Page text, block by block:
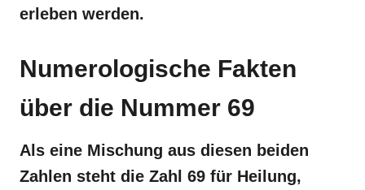
erleben werden.
Numerologische Fakten
über die Nummer 69
Als eine Mischung aus diesen beiden
Zahlen steht die Zahl 69 für Heilung,